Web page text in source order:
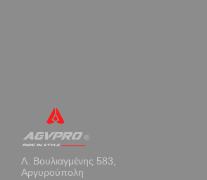
Λ. Βουλιαγμένης 583,
Αργυρούπολη